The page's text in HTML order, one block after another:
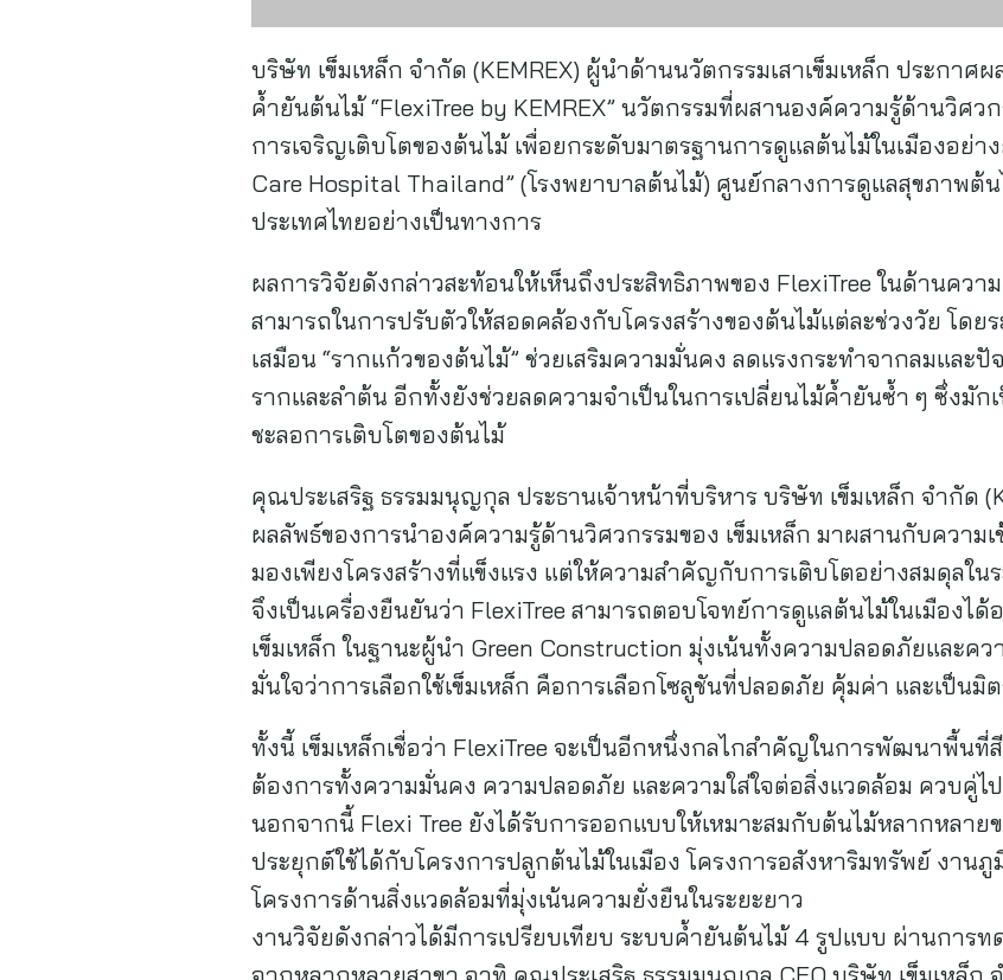
บริษัท เข็มเหล็ก จำกัด (KEMREX) ผู้นำด้านนวัตกรรมเสาเข็มเหล็ก ประกาศ
ค้ำยันต้นไม้ “FlexiTree by KEMREX” นวัตกรรมที่ผสานองค์ความรู้ด้านวิศว
การเจริญเติบโตของต้นไม้ เพื่อยกระดับมาตรฐานการดูแลต้นไม้ในเมืองอย่า
Care Hospital Thailand” (โรงพยาบาลต้นไม้) ศูนย์กลางการดูแลสุขภาพต้
ประเทศไทยอย่างเป็นทางการ
ผลการวิจัยดังกล่าวสะท้อนให้เห็นถึงประสิทธิภาพของ FlexiTree ในด้านควา
สามารถในการปรับตัวให้สอดคล้องกับโครงสร้างของต้นไม้แต่ละช่วงวัย โด
เสมือน “รากแก้วของต้นไม้” ช่วยเสริมความมั่นคง ลดแรงกระทำจากลมและ
รากและลำต้น อีกทั้งยังช่วยลดความจำเป็นในการเปลี่ยนไม้ค้ำยันซ้ำ ๆ ซึ่งมัก
ชะลอการเติบโตของต้นไม้
คุณประเสริฐ ธรรมมนุญกุล ประธานเจ้าหน้าที่บริหาร บริษัท เข็มเหล็ก จำกัด
ผลลัพธ์ของการนำองค์ความรู้ด้านวิศวกรรมของ เข็มเหล็ก มาผสานกับความเ
มองเพียงโครงสร้างที่แข็งแรง แต่ให้ความสำคัญกับการเติบโตอย่างสมดุลใน
จึงเป็นเครื่องยืนยันว่า FlexiTree สามารถตอบโจทย์การดูแลต้นไม้ในเมืองไ
เข็มเหล็ก ในฐานะผู้นำ Green Construction มุ่งเน้นทั้งความปลอดภัยและค
มั่นใจว่าการเลือกใช้เข็มเหล็ก คือการเลือกโซลูชันที่ปลอดภัย คุ้มค่า และเป็นมิ
ทั้งนี้ เข็มเหล็กเชื่อว่า FlexiTree จะเป็นอีกหนึ่งกลไกสำคัญในการพัฒนาพื้นที่สี
ต้องการทั้งความมั่นคง ความปลอดภัย และความใส่ใจต่อสิ่งแวดล้อม ควบคู่ไ
นอกจากนี้ Flexi Tree ยังได้รับการออกแบบให้เหมาะสมกับต้นไม้หลากหลาย
ประยุกต์ใช้ได้กับโครงการปลูกต้นไม้ในเมือง โครงการอสังหาริมทรัพย์ งาน
โครงการด้านสิ่งแวดล้อมที่มุ่งเน้นความยั่งยืนในระยะยาว
งานวิจัยดังกล่าวได้มีการเปรียบเทียบ ระบบค้ำยันต้นไม้ 4 รูปแบบ ผ่านการท